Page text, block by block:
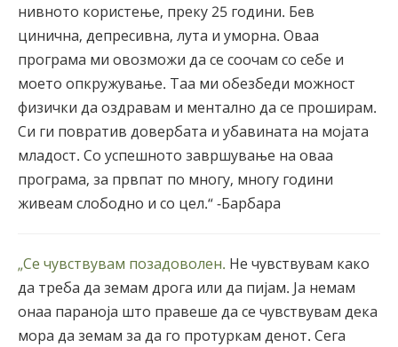
нивното користење, преку 25 години. Бев
цинична, депресивна, лута и уморна. Оваа
програма ми овозможи да се соочам со себе и
моето опкружување. Таа ми обезбеди можност
физички да оздравам и ментално да се проширам.
Си ги повратив довербата и убавината на мојата
младост. Со успешното завршување на оваа
програма, за првпат по многу, многу години
живеам слободно и со цел.“ -Барбара
„Се чувствувам позадоволен. Не чувствувам како
да треба да земам дрога или да пијам. Ја немам
онаа параноја што правеше да се чувствувам дека
мора да земам за да го протуркам денот. Сега